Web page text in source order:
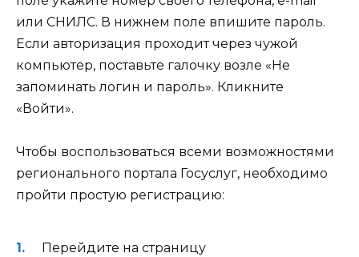
или СНИЛС. В нижнем поле впишите пароль.
Если авторизация проходит через чужой
компьютер, поставьте галочку возле «Не
запоминать логин и пароль». Кликните
«Войти».
Чтобы воспользоваться всеми возможностями
регионального портала Госуслуг, необходимо
пройти простую регистрацию:
Перейдите на страницу